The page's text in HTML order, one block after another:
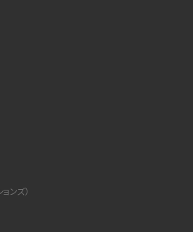
機能の使い方や注意点をわかりやすく解説
定方法を紹介！ブラウザやアプリから探す方法を
どれくらい？用途別の目安・回線ごとの平均を
ンズ）